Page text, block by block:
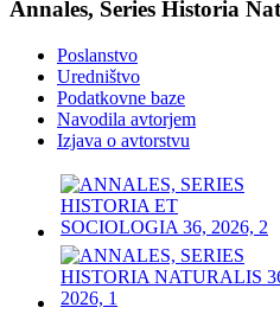
Annales, Series Historia
Poslanstvo
Uredništvo
Podatkovne baze
Navodila avtorjem
Izjava o avtorstvu